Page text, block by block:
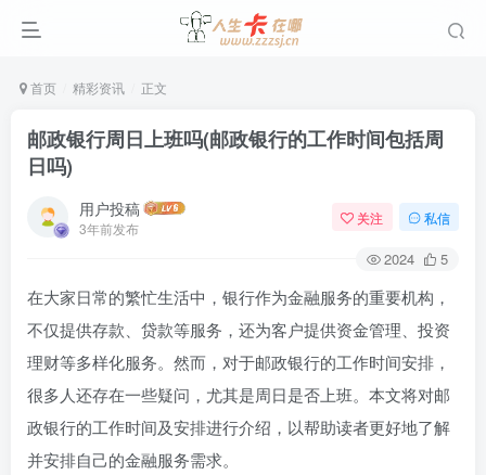
首页 精彩资讯 正文
邮政银行周日上班吗(邮政银行的工作时间包括周
日吗)
用户投稿
3年前发布
关注 私信
2024 5
在大家日常的繁忙生活中，银行作为金融服务的重要机构，
不仅提供存款、贷款等服务，还为客户提供资金管理、投资
理财等多样化服务。然而，对于邮政银行的工作时间安排，
很多人还存在一些疑问，尤其是周日是否上班。本文将对邮
政银行的工作时间及安排进行介绍，以帮助读者更好地了解
并安排自己的金融服务需求。